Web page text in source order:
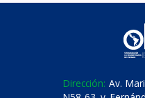
Dirección: Av.